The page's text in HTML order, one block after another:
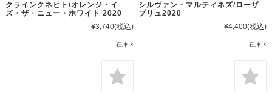
クラインクネヒト/オレンジ・イ
ズ・ザ・ニュー・ホワイト 2020
¥3,740(税込)
在庫 ×
シルヴァン・マルティネズ/ローザ
ブリュ2020
¥4,400(税込)
在庫 ×